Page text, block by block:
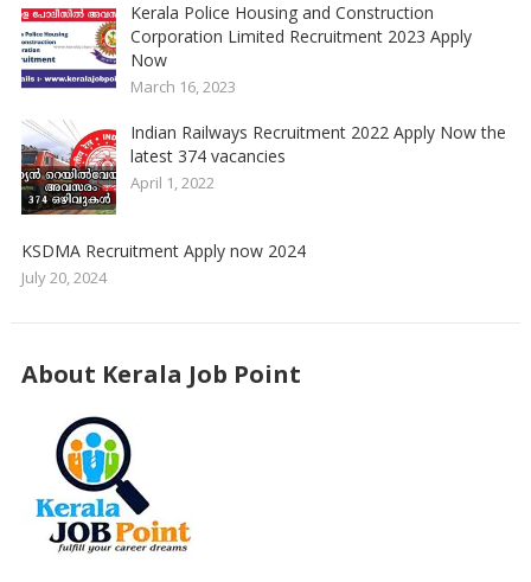
Kerala Police Housing and Construction
Corporation Limited Recruitment 2023 Apply
Now
March 16, 2023
Indian Railways Recruitment 2022 Apply Now the
latest 374 vacancies
April 1, 2022
KSDMA Recruitment Apply now 2024
July 20, 2024
About Kerala Job Point